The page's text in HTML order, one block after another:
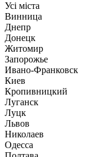
Усі міста
Винница
Днепр
Донецк
Житомир
Запорожье
Ивано-Франковск
Киев
Кропивницкий
Луганск
Луцк
Львов
Николаев
Одесса